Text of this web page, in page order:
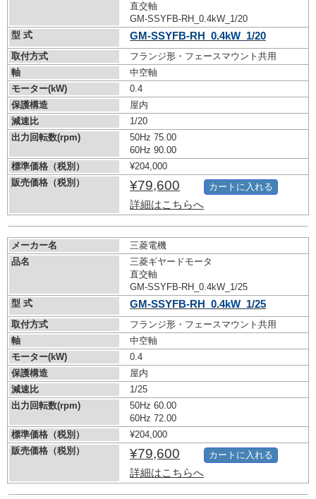
直交軸
GM-SSYFB-RH_0.4kW_1/20
型 式
GM-SSYFB-RH_0.4kW_1/20
取付方式
フランジ形・フェースマウント共用
軸
中空軸
モーター(kW)
0.4
保護構造
屋内
減速比
1/20
出力回転数(rpm)
50Hz 75.00
60Hz 90.00
標準価格（税別）
¥204,000
販売価格（税別）
¥79,600
詳細はこちらへ
カートに入れる
メーカー名
三菱電機
品名
三菱ギヤードモータ
直交軸
GM-SSYFB-RH_0.4kW_1/25
型 式
GM-SSYFB-RH_0.4kW_1/25
取付方式
フランジ形・フェースマウント共用
軸
中空軸
モーター(kW)
0.4
保護構造
屋内
減速比
1/25
出力回転数(rpm)
50Hz 60.00
60Hz 72.00
標準価格（税別）
¥204,000
販売価格（税別）
¥79,600
詳細はこちらへ
カートに入れる